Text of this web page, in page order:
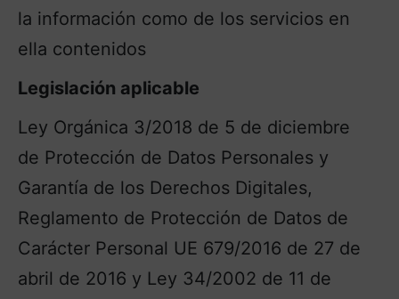
la información como de los servicios en
ella contenidos
Legislación aplicable
Ley Orgánica 3/2018 de 5 de diciembre
de Protección de Datos Personales y
Garantía de los Derechos Digitales,
Reglamento de Protección de Datos de
Carácter Personal UE 679/2016 de 27 de
abril de 2016 y Ley 34/2002 de 11 de